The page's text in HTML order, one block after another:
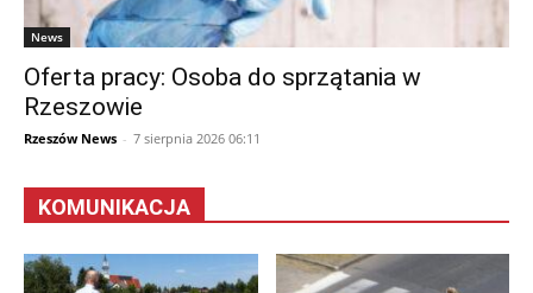
News
Oferta pracy: Osoba do sprzątania w
Rzeszowie
Rzeszów News - 7 sierpnia 2026 06:11
KOMUNIKACJA